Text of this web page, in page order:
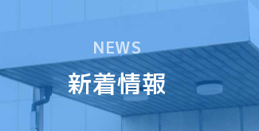
NEWS
新着情報